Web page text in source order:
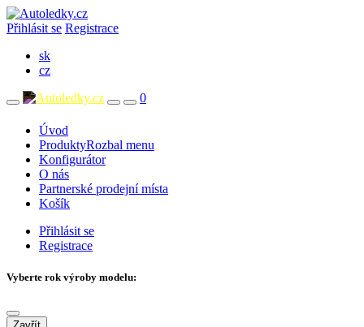
Přihlásit se Registrace
sk
cz
0
Úvod
ProduktyRozbal menu
Konfigurátor
O nás
Partnerské prodejní místa
Košík
Přihlásit se
Registrace
Vyberte rok výroby modelu: